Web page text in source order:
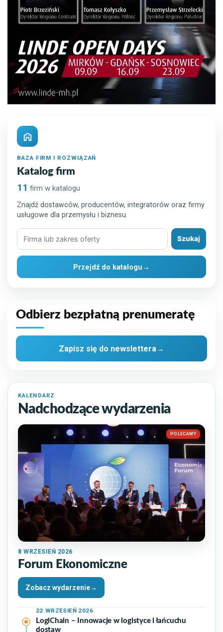
BAZA FIRM I ROZWIĄZAŃ
Katalog firm
11 firm w katalogu
Znajdź dostawców, producentów, integratorów oraz firmy
usługowe dla przemysłu i biznesu.
Szukaj
firmy
lub
Szukaj
Przejdź do katalogu →
Odbierz bezpłatną prenumeratę
Zapisz się do newslettera →
KALENDARZ
Nadchodzące wydarzenia
POLECAMY
8 WRZESIEŃ 2026
Forum Ekonomiczne
Zobacz wydarzenie→
22 WRZESIEŃ 2026
LogiChain – Innowacje w logistyce i łańcuchu
dostaw